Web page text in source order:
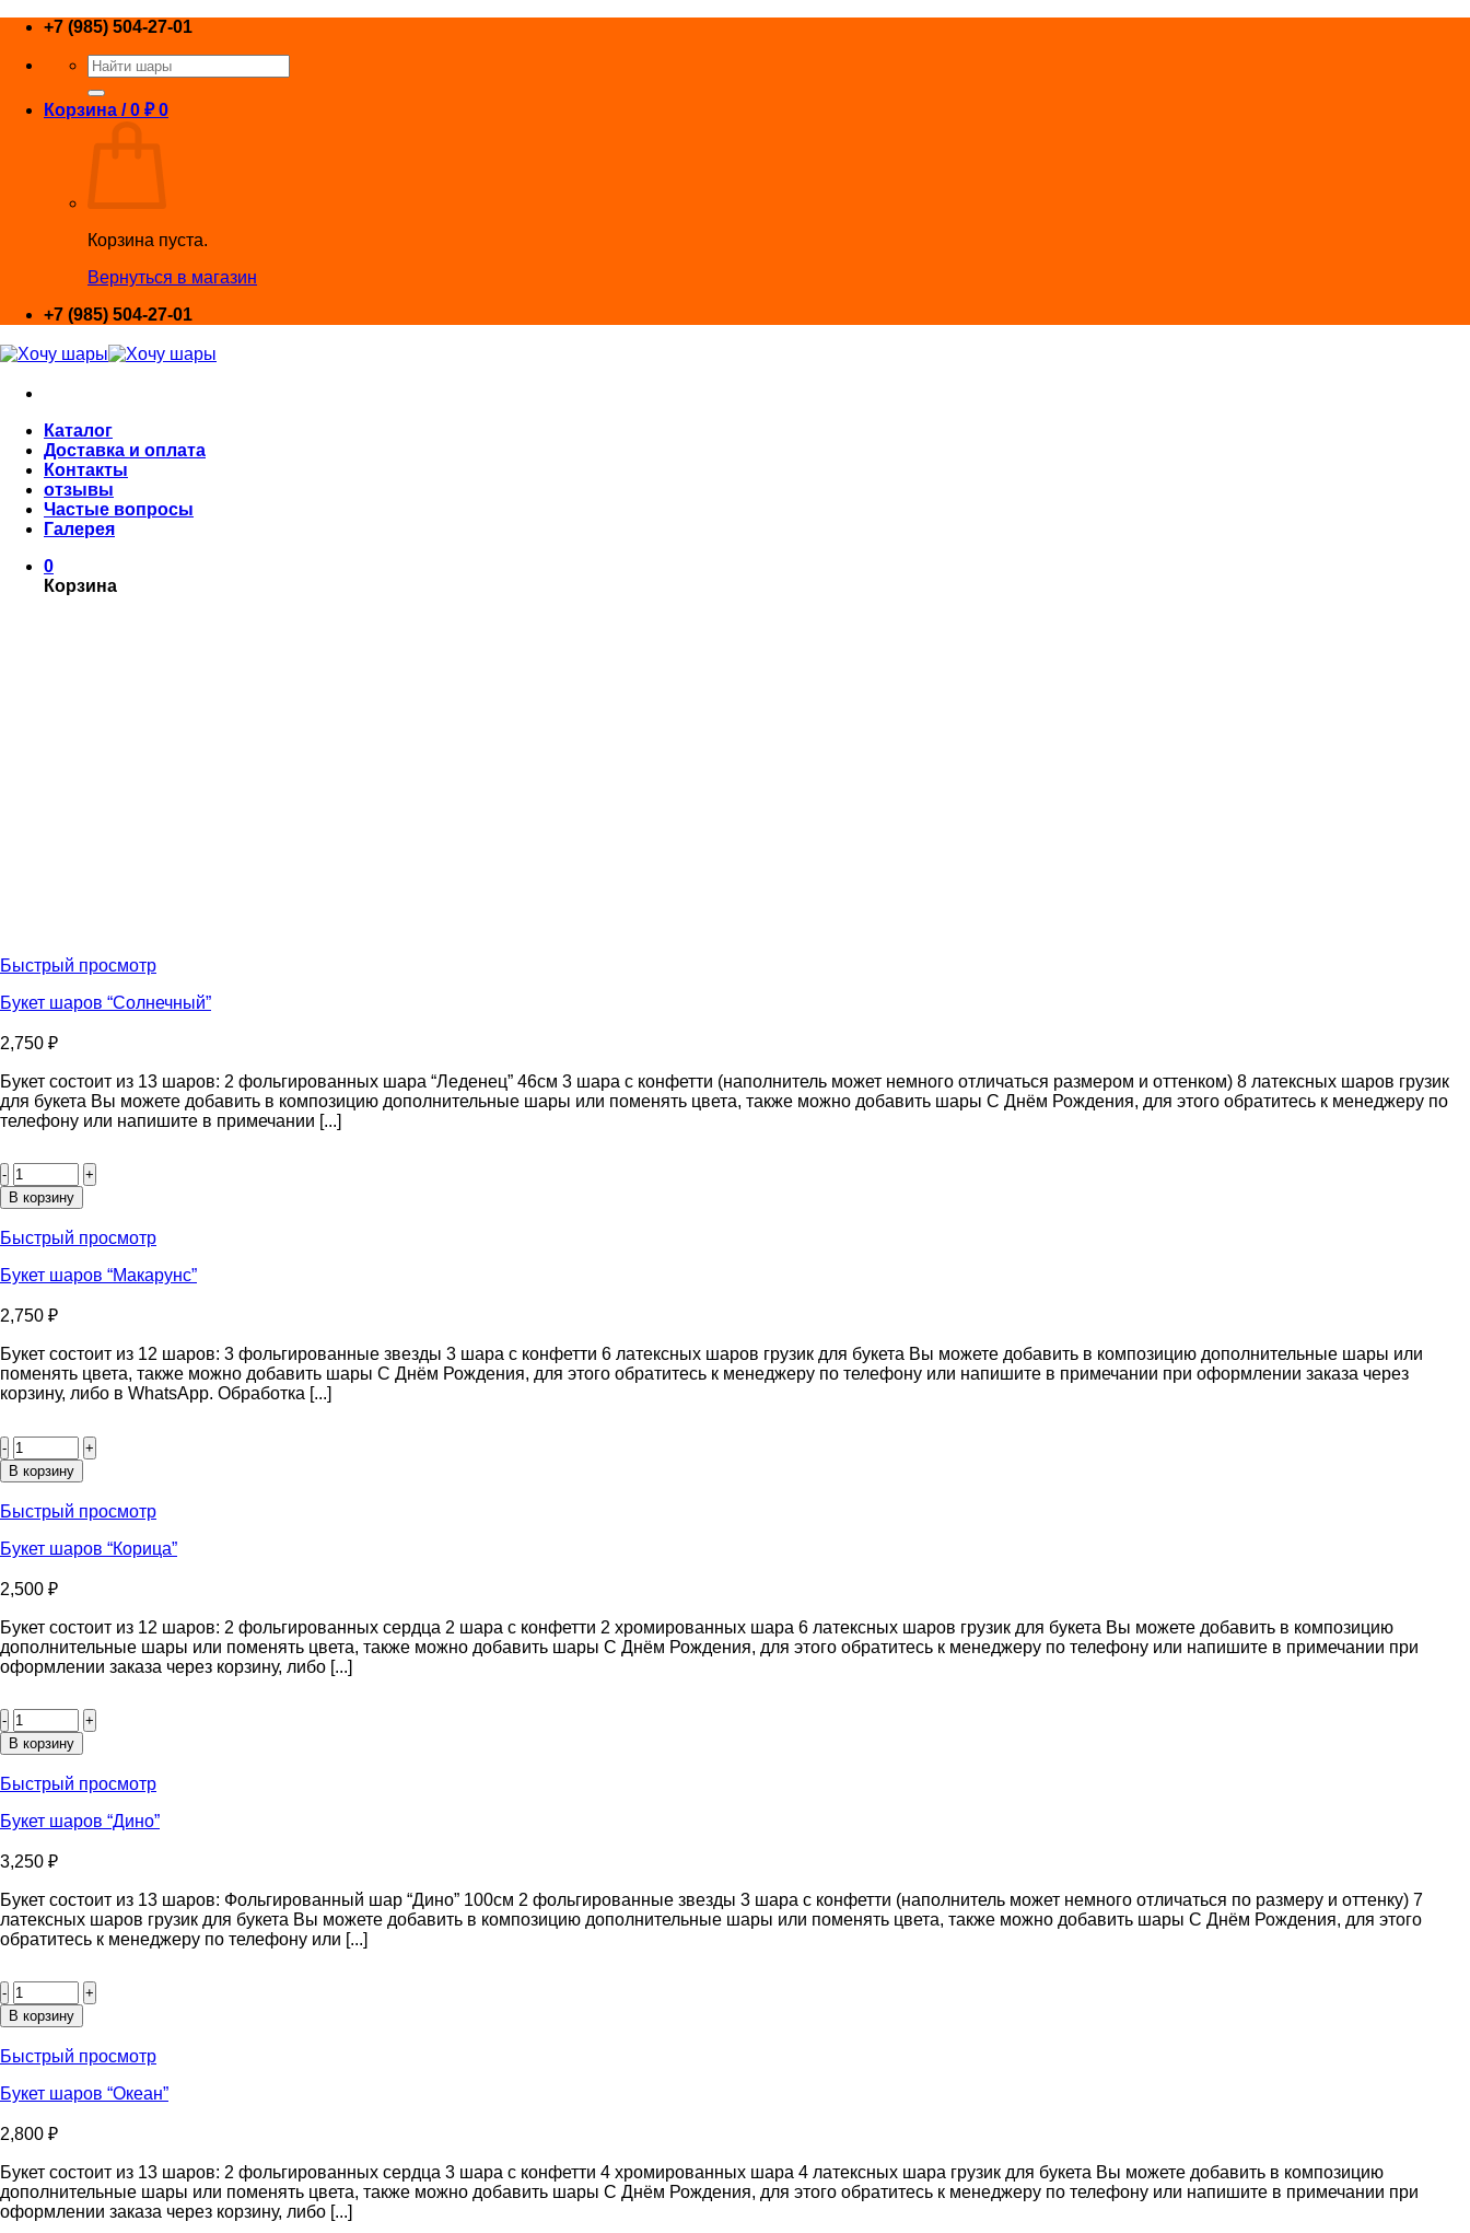
Skip
content
+7 (985) 504-27-01
Искать:
Корзина /0 ₽ 0
Корзина пуста.
Вернуться в магазин
+7 (985) 504-27-01
Каталог
Доставка и оплата
Контакты
отзывы
Частые вопросы
Галерея
0
Корзина
Быстрый просмотр
Букет шаров “Солнечный”
2,750 ₽
Букет состоит из 13 шаров: 2 фольгированных шара “Леденец” 46см 3 шара с конфетти (наполнитель может немного отличаться размером и оттенком) 8 латексных шаров грузик
для букета Вы можете добавить в композицию дополнительные шары или поменять цвета, также можно добавить шары С Днём Рождения, для этого обратитесь к менеджеру по
телефону или напишите в примечании [...]
товара
Букет
“Солнечный”
В корзину
Быстрый просмотр
Букет шаров “Макарунс”
2,750 ₽
Букет состоит из 12 шаров: 3 фольгированные звезды 3 шара с конфетти 6 латексных шаров грузик для букета Вы можете добавить в композицию дополнительные шары или
поменять цвета, также можно добавить шары С Днём Рождения, для этого обратитесь к менеджеру по телефону или напишите в примечании при оформлении заказа через
корзину, либо в WhatsApp. Обработка [...]
товара
Букет
“Макарунс”
В корзину
Быстрый просмотр
Букет шаров “Корица”
2,500 ₽
Букет состоит из 12 шаров: 2 фольгированных сердца 2 шара с конфетти 2 хромированных шара 6 латексных шаров грузик для букета Вы можете добавить в композицию
дополнительные шары или поменять цвета, также можно добавить шары С Днём Рождения, для этого обратитесь к менеджеру по телефону или напишите в примечании при
оформлении заказа через корзину, либо [...]
товара
Букет
“Корица”
В корзину
Быстрый просмотр
Букет шаров “Дино”
3,250 ₽
Букет состоит из 13 шаров: Фольгированный шар “Дино” 100см 2 фольгированные звезды 3 шара с конфетти (наполнитель может немного отличаться по размеру и оттенку) 7
латексных шаров грузик для букета Вы можете добавить в композицию дополнительные шары или поменять цвета, также можно добавить шары С Днём Рождения, для этого
обратитесь к менеджеру по телефону или [...]
товара
Букет
“Дино”
В корзину
Быстрый просмотр
Букет шаров “Океан”
2,800 ₽
Букет состоит из 13 шаров: 2 фольгированных сердца 3 шара с конфетти 4 хромированных шара 4 латексных шара грузик для букета Вы можете добавить в композицию
дополнительные шары или поменять цвета, также можно добавить шары С Днём Рождения, для этого обратитесь к менеджеру по телефону или напишите в примечании при
оформлении заказа через корзину, либо [...]